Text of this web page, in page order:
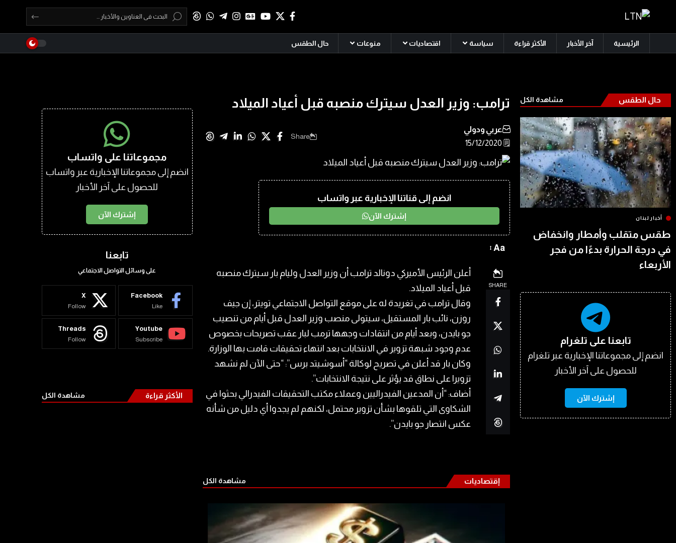
الرئيسية آخر الأخبار الأكثر قراءة سياسة اقتصاديات منوعات حال الطقس
حال الطقس مشاهدة الكل
أخبار لبنان
طقس متقلب وأمطار وانخفاض
في درجة الحرارة بدءًا من فجر
الأربعاء
تابعنا على تلغرام
انضم إلى مجموعاتنا الإخبارية عبر تلغرام
للحصول على آخر الأخبار
إشترك الآن
ترامب: وزير العدل سيترك منصبه قبل أعياد الميلاد
🗒️ 15/12/2020
عربي ودولي
Share
انضم إلى قناتنا الإخبارية عبر واتساب
إشترك الآن
Aa
SHARE
أعلن الرئيس الأميركي دونالد ترامب أن وزير العدل وليام بار سيترك منصبه
قبل أعياد الميلاد.‏
وقال ترامب في تغريدة له على موقع التواصل الاجتماعي تويتر، إن جيف
روزن، نائب بار ‏المستقيل، سيتولى منصب وزير العدل قبل أيام من تنصيب
جو بايدن، وبعد أيام من انتقادات ‏وجهها ترمب لبار عقب تصريحات بخصوص
عدم وجود شبهة تزوير في الانتخابات بعد انتهاء ‏تحقيقات قامت بها الوزارة.‏
وكان بار قد أعلن في تصريح لوكالة “أسوشيتد برس”: “حتى الآن لم نشهد
تزويرا على نطاق قد ‏يؤثر على نتيجة الانتخابات”.‏
أضاف: “أن المدعين الفيدراليين وعملاء مكتب التحقيقات الفيدرالي بحثوا في
الشكاوى التي ‏تلقوها بشأن تزوير محتمل، لكنهم لم يجدوا أي دليل من شأنه
عكس انتصار جو بايدن”.‏
إقتصاديات مشاهدة الكل
مجموعاتنا على واتساب
انضم إلى مجموعاتنا الإخبارية عبر واتساب
للحصول على آخر الأخبار
إشترك الآن
تابعنا
على وسائل التواصل الاجتماعي
Facebook
Like
X
Follow
Youtube
Subscribe
Threads
Follow
الأكثر قراءة مشاهدة الكل